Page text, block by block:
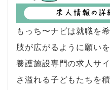
もっち〜ナビは就職を
肢が広がるように願い
養護施設専門の求人サ
さ溢れる子どもたちを